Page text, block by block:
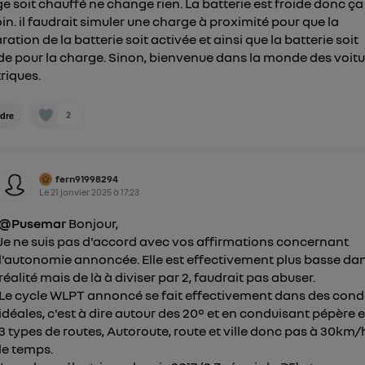
soit chauffé ne change rien. La batterie est froide donc
il faudrait simuler une charge à proximité pour que la
de la batterie soit activée et ainsi que la batterie soit
pour la charge. Sinon, bienvenue dans la monde des
2
fern91998294
Le 21 janvier 2025à17:23
@Pusemar Bonjour,
Je ne suis pas d'accord avec vos affirmations concernant
l'autonomie annoncée. Elle est effectivement plus basse
réalité mais de là à diviser par 2, faudrait pas abuser.
Le cycle WLPT annoncé se fait effectivement dans des
idéales, c'est à dire autour des 20° et en conduisant pépère
3 types de routes, Autoroute, route et ville donc pas à
le temps.
à tout moment retirer ce consentement surle portail
") ou via la page « gérer Utiq » en bas de ce site.
veuillez consulterla Politique d'information sur les